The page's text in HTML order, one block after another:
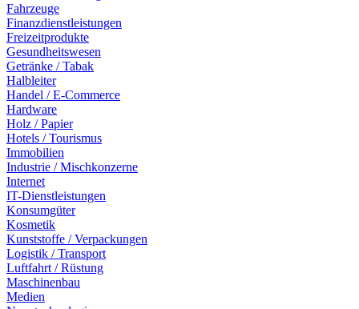
Fahrzeuge
Finanzdienstleistungen
Freizeitprodukte
Gesundheitswesen
Getränke / Tabak
Halbleiter
Handel / E-Commerce
Hardware
Holz / Papier
Hotels / Tourismus
Immobilien
Industrie / Mischkonzerne
Internet
IT-Dienstleistungen
Konsumgüter
Kosmetik
Kunststoffe / Verpackungen
Logistik / Transport
Luftfahrt / Rüstung
Maschinenbau
Medien